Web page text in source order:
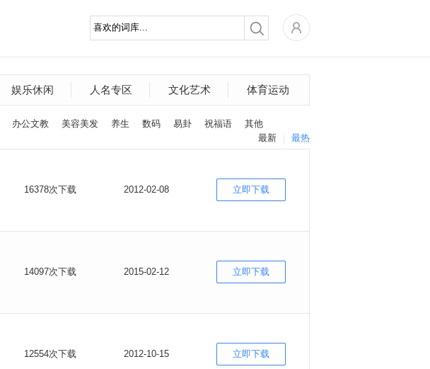
娱乐休闲 人名专区 文化艺术 体育运动
办公文教 美容美发 养生 数码 易卦 祝福语
其他
最热
最新
16378次下载 2012-02-08 立即下载
14097次下载 2015-02-12 立即下载
12554次下载 2012-10-15 立即下载